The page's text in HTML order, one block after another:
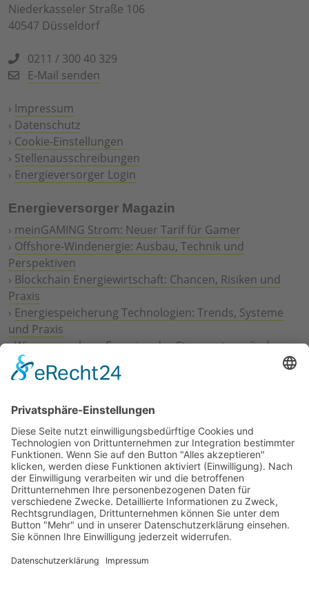
Niederkasseler Straße 106
40547 Düsseldorf
0211 / 300 40 329
E-Mail senden
› Impressum
› Datenschutz
› Cookie-Einstellungen
› Stellenausschreibungen
› Energieversorger Login
Energieversorger Magazin
› meinGAMING Strom: Neuer Tarif für Gamer
› Offshore-Windenergie: Ausbau, Technik und
Perspektiven
› Blockchain Energiewirtschaft: Chancen, Risiken und
Praxis
› Energiespeicherung Technologien: Trends, Systeme
und Praxis
›Wie erneuerbare Energien das Stromnetz verändern
Digitalisierung Energiewirtschaft: Effizienz, Netze und
Prozesse
Geschäftsmodelle
›Vorstandswechsel Westenergie: Böddeling übernimmt
befristet
›Wasserstoff-Hochlauf: Dialog, Infrastruktur und
konkrete Schritte
›Solaranlage Regenbogenfarben: FC St. Pauli und
LichtBlick installieren erste weltweite Anlage
Jetzt an der STUDIE360 teilnehmen
Wir möchten Transparenz mit einheitlichen Kriterien